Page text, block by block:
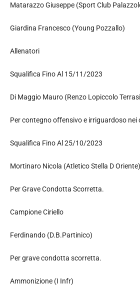
Matarazzo Giuseppe (Sport Club
Giardina Francesco (Young Pozzallo)
Allenatori
Squalifica Fino Al 15/11/2023
Di Maggio Mauro (Renzo Lopiccolo
Per contegno offensivo e irriguardoso nei
Squalifica Fino Al 25/10/2023
Mortinaro Nicola (Atletico Stella D Oriente)
Per Grave Condotta Scorretta.
Campione Ciriello
Ferdinando (D.B.Partinico)
Per grave condotta scorretta.
Ammonizione (I Infr)